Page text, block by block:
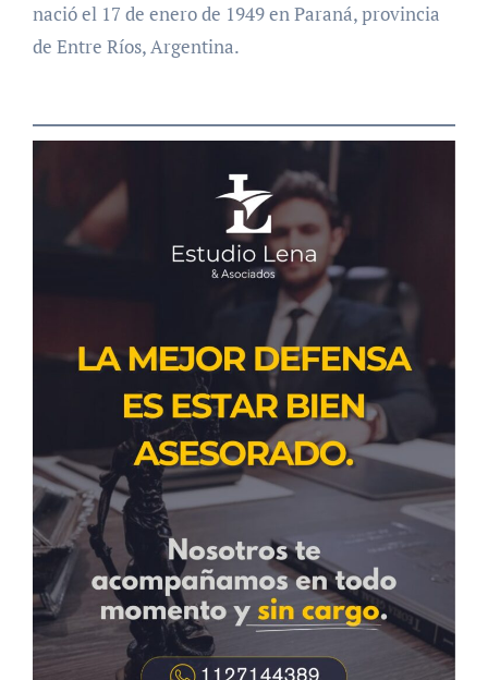
nació el 17 de enero de 1949 en Paraná, provincia
de Entre Ríos, Argentina.